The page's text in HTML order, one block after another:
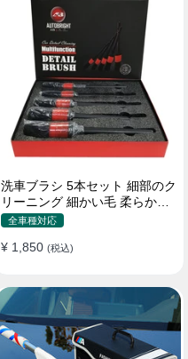
洗車ブラシ 5本セット 細部のク
リーニング 細かい毛 柔らかい
豚毛 ディテールブラシ
全車種対応
¥ 1,850 (税込)